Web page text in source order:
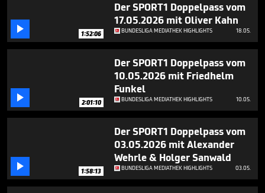
 1:52:06
Der SPORT1 Doppelpass vom
17.05.2026 mit Oliver Kahn
BUNDESLIGA MEDIATHEK HIGHLIGHTS 18.05.
 2:01:10
Der SPORT1 Doppelpass vom
10.05.2026 mit Friedhelm
Funkel
BUNDESLIGA MEDIATHEK HIGHLIGHTS 10.05.
 1:58:13
Der SPORT1 Doppelpass vom
03.05.2026 mit Alexander
Wehrle & Holger Sanwald
BUNDESLIGA MEDIATHEK HIGHLIGHTS 03.05.